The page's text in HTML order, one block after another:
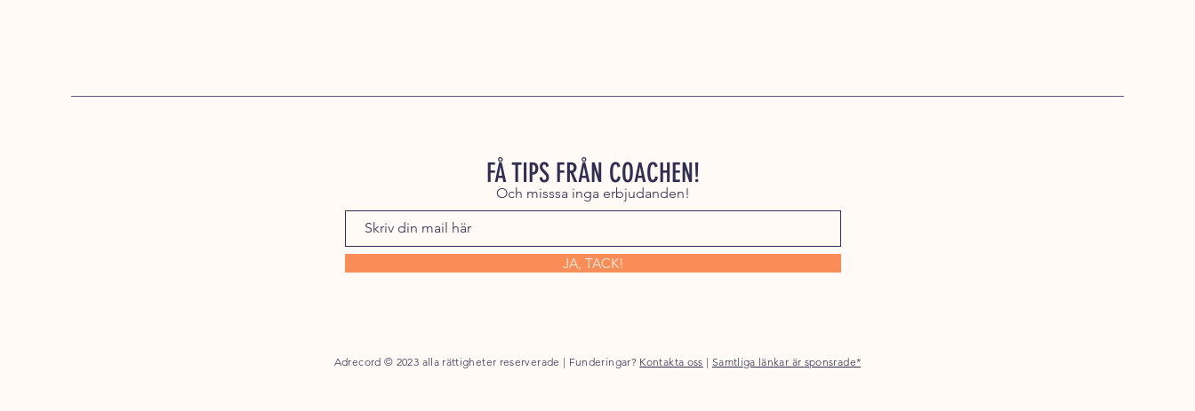
FÅ TIPS FRÅN COACHEN!
Och misssa inga erbjudanden!
JA, TACK!
Adrecord © 2023 alla rättigheter reserverade | Funderingar? Kontakta oss | Samtliga länkar är sponsrade*